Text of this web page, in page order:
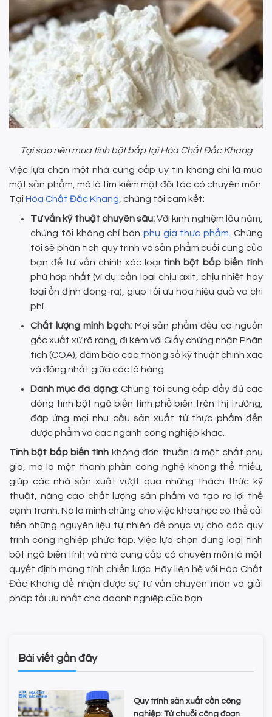
​​​​​​​Tại sao nên mua tinh bột bắp tại Hóa Chất Đắc Khang
Việc lựa chọn một nhà cung cấp uy tín không chỉ là mua
một sản phẩm, mà là tìm kiếm một đối tác có chuyên môn.
Tại Hóa Chất Đắc Khang , chúng tôi cam kết:
Tư vấn kỹ thuật chuyên sâu:Với kinh nghiệm lâu năm,
chúng tôi không chỉ bán phụ gia thực phẩm . Chúng
tôi sẽ phân tích quy trình và sản phẩm cuối cùng của
bạn để tư vấn chính xác loại tinh bột bắp biến tính
phù hợp nhất (ví dụ: cần loại chịu axit, chịu nhiệt hay
loại ổn định đông-rã), giúp tối ưu hóa hiệu quả và chi
phí.
Chất lượng minh bạch: Mọi sản phẩm đều có nguồn
gốc xuất xứ rõ ràng, đi kèm với Giấy chứng nhận Phân
tích (COA), đảm bảo các thông số kỹ thuật chính xác
và đồng nhất giữa các lô hàng.
Danh mục đa dạng: Chúng tôi cung cấp đầy đủ các
dòng tinh bột ngô biến tính phổ biến trên thị trường,
đáp ứng mọi nhu cầu sản xuất từ thực phẩm đến
dược phẩm và các ngành công nghiệp khác.
Tinh bột bắp biến tính không đơn thuần là một chất phụ
gia, mà là một thành phần công nghệ không thể thiếu,
giúp các nhà sản xuất vượt qua những thách thức kỹ
thuật, nâng cao chất lượng sản phẩm và tạo ra lợi thế
cạnh tranh. Nó là minh chứng cho việc khoa học có thể cải
tiến những nguyên liệu tự nhiên để phục vụ cho các quy
trình công nghiệp phức tạp. Việc lựa chọn đúng loại tinh
bột ngô biến tính và nhà cung cấp có chuyên môn là một
quyết định mang tính chiến lược. Hãy liên hệ với Hóa Chất
Đắc Khang để nhận được sự tư vấn chuyên môn và giải
pháp tối ưu nhất cho doanh nghiệp của bạn.
Bài viết gần đây
Quy trình sản xuất cồn công
nghiệp: Từ chuỗi công đoạn